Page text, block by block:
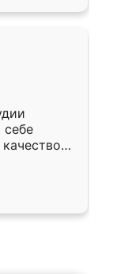
себе
почти